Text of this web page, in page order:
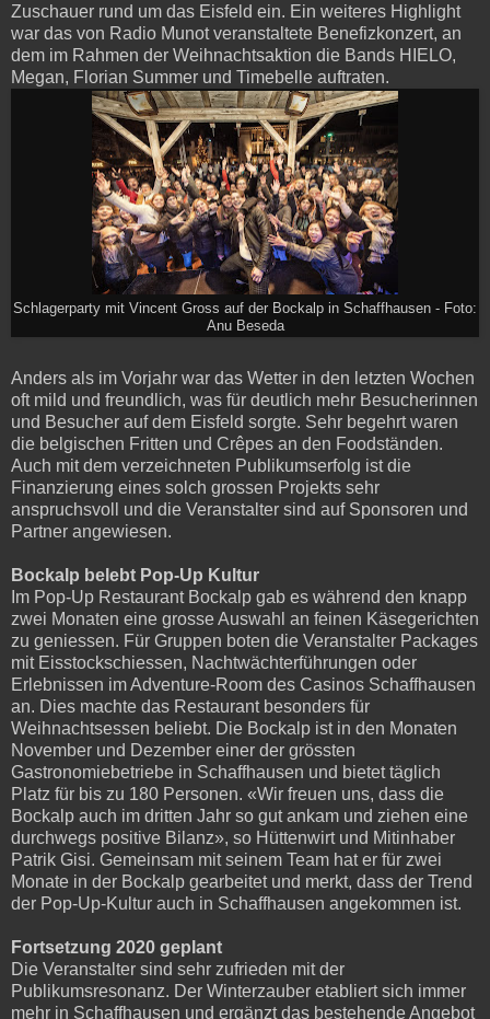
Zuschauer rund um das Eisfeld ein. Ein weiteres Highlight
war das von Radio Munot veranstaltete Benefizkonzert, an
dem im Rahmen der Weihnachtsaktion die Bands HIELO,
Megan, Florian Summer und Timebelle auftraten.
Schlagerparty mit Vincent Gross auf der Bockalp in Schaffhausen - Foto:
Anu Beseda
Anders als im Vorjahr war das Wetter in den letzten Wochen
oft mild und freundlich, was für deutlich mehr Besucherinnen
und Besucher auf dem Eisfeld sorgte. Sehr begehrt waren
die belgischen Fritten und Crêpes an den Foodständen.
Auch mit dem verzeichneten Publikumserfolg ist die
Finanzierung eines solch grossen Projekts sehr
anspruchsvoll und die Veranstalter sind auf Sponsoren und
Partner angewiesen.
Bockalp belebt Pop-Up Kultur
Im Pop-Up Restaurant Bockalp gab es während den knapp
zwei Monaten eine grosse Auswahl an feinen Käsegerichten
zu geniessen. Für Gruppen boten die Veranstalter Packages
mit Eisstockschiessen, Nachtwächterführungen oder
Erlebnissen im Adventure-Room des Casinos Schaffhausen
an. Dies machte das Restaurant besonders für
Weihnachtsessen beliebt. Die Bockalp ist in den Monaten
November und Dezember einer der grössten
Gastronomiebetriebe in Schaffhausen und bietet täglich
Platz für bis zu 180 Personen. «Wir freuen uns, dass die
Bockalp auch im dritten Jahr so gut ankam und ziehen eine
durchwegs positive Bilanz», so Hüttenwirt und Mitinhaber
Patrik Gisi. Gemeinsam mit seinem Team hat er für zwei
Monate in der Bockalp gearbeitet und merkt, dass der Trend
der Pop-Up-Kultur auch in Schaffhausen angekommen ist.
Fortsetzung 2020 geplant
Die Veranstalter sind sehr zufrieden mit der
Publikumsresonanz. Der Winterzauber etabliert sich immer
mehr in Schaffhausen und ergänzt das bestehende Angebot